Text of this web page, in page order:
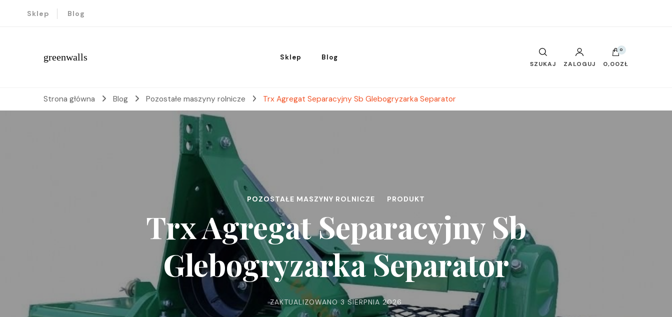
Sklep Blog
greenwalls Sklep Blog
SZUKAJ ZALOGUJ
0
0,00ZŁ
Strona główna Blog Pozostałe maszyny rolnicze Trx Agregat Separacyjny Sb Glebogryzarka Separator
POZOSTAŁE MASZYNY ROLNICZE PRODUKT
Trx Agregat Separacyjny Sb
Glebogryzarka Separator
ZAKTUALIZOWANO 3 SIERPNIA 2026